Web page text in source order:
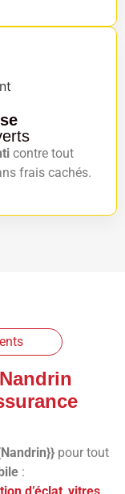
contre tout
frais cachés.
Nandrin
pour tout
: